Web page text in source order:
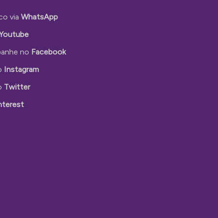
via WhatsApp
no Facebook
Instagram
Twitter